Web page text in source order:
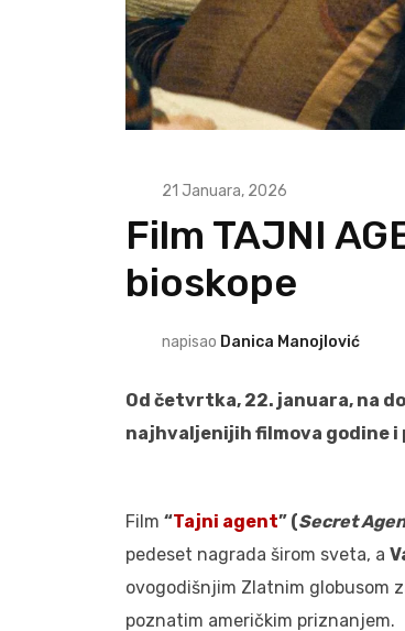
21 Januara, 2026
Film TAJNI
bioskope
napisao Danica Manojlović
Od četvrtka, 22. januara, na
najhvaljenijih filmova godine
Film “Tajni agent” (Secret
pedeset nagrada širom sveta, a
ovogodišnjim Zlatnim globusom
poznatim američkim priznanjem.